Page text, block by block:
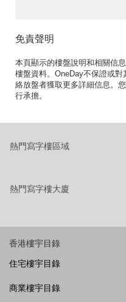
免責聲明
本頁顯示的樓盤說明和相關信
樓盤資料。OneDay不保證或
絡放盤者獲取更多詳細信息。
行承擔。
熱門寫字樓區域
熱門寫字樓大廈
香港樓宇目錄
住宅樓宇目錄
商業樓宇目錄